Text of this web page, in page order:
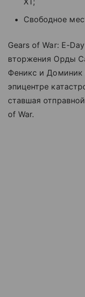
Свободное
Gears of War: E-
вторжения Орды
Феникс и Доминик
эпицентре
ставшая
of War.